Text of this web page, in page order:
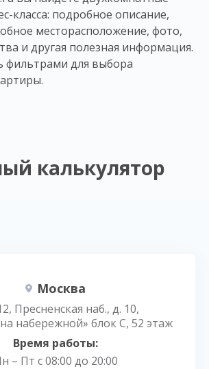
класса: подробное описание,
месторасположение, фото,
и другая полезная информация.
фильтрами для выбора
калькулятор
Москва
Пресненская наб., д. 10,
набережной» блок С, 52 этаж
Время работы:
– Пт с 08:00 до 20:00